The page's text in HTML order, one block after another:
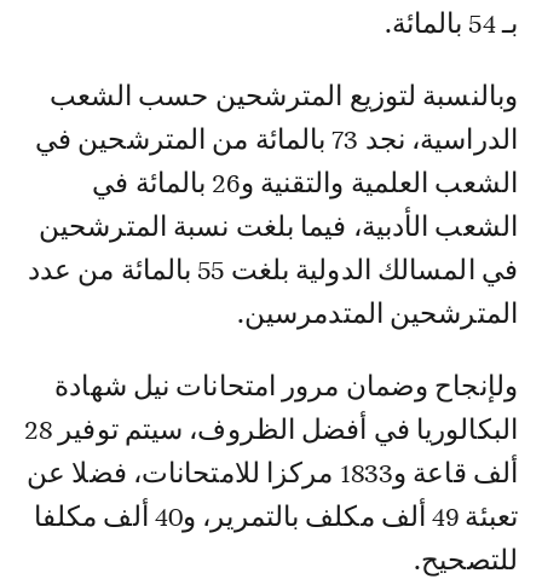
بـ 54 بالمائة.
وبالنسبة لتوزيع المترشحين حسب الشعب
الدراسية، نجد 73 بالمائة من المترشحين في
الشعب العلمية والتقنية و26 بالمائة في
الشعب الأدبية، فيما بلغت نسبة المترشحين
في المسالك الدولية بلغت 55 بالمائة من عدد
المترشحين المتدمرسين.
ولإنجاح وضمان مرور امتحانات نيل شهادة
البكالوريا في أفضل الظروف، سيتم توفير 28
ألف قاعة و1833 مركزا للامتحانات، فضلا عن
تعبئة 49 ألف مكلف بالتمرير، و40 ألف مكلفا
للتصحيح.